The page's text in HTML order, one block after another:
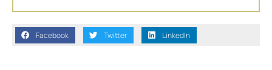
Facebook Twitter LinkedIn